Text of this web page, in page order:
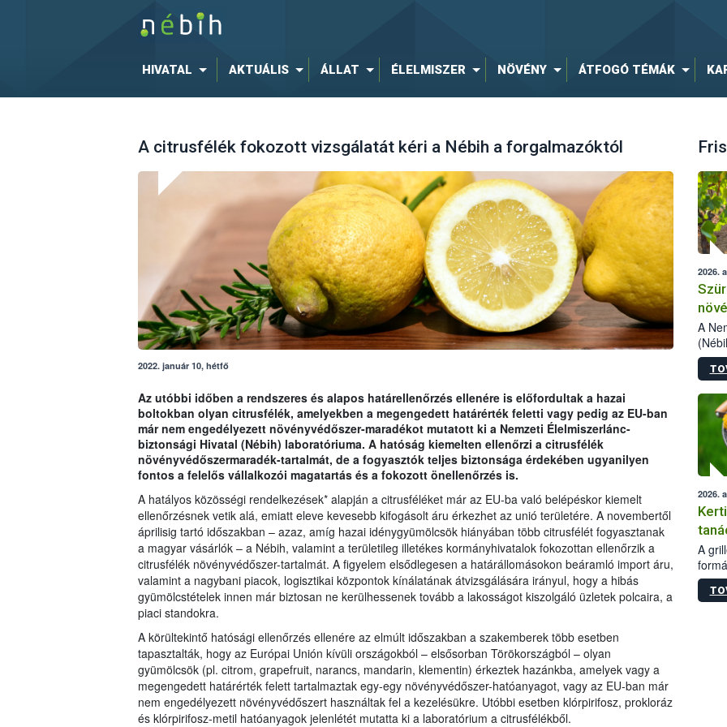
HIVATAL AKTUÁLIS ÁLLAT ÉLELMISZER NÖVÉNY ÁTFOGÓ TÉMÁK
A citrusfélék fokozott vizsgálatát kéri a Nébih a forgalmazóktól
2022. január 10, hétfő
Az utóbbi időben a rendszeres és alapos határellenőrzés ellenére is előfordultak a hazai
boltokban olyan citrusfélék, amelyekben a megengedett határérték feletti vagy pedig az EU-ban
már nem engedélyezett növényvédőszer-maradékot mutatott ki a Nemzeti Élelmiszerlánc-
biztonsági Hivatal (Nébih) laboratóriuma. A hatóság kiemelten ellenőrzi a citrusfélék
növényvédőszermaradék-tartalmát, de a fogyasztók teljes biztonsága érdekében ugyanilyen
fontos a felelős vállalkozói magatartás és a fokozott önellenőrzés is.
A hatályos közösségi rendelkezések* alapján a citrusféléket már az EU-ba való belépéskor kiemelt
ellenőrzésnek vetik alá, emiatt eleve kevesebb kifogásolt áru érkezhet az unió területére. A novembertől
áprilisig tartó időszakban – azaz, amíg hazai idénygyümölcsök hiányában több citrusfélét fogyasztanak
a magyar vásárlók – a Nébih, valamint a területileg illetékes kormányhivatalok fokozottan ellenőrzik a
citrusfélék növényvédőszer-tartalmát. A figyelem elsődlegesen a határállomásokon beáramló import áru,
valamint a nagybani piacok, logisztikai központok kínálatának átvizsgálására irányul, hogy a hibás
gyümölcstételek innen már biztosan ne kerülhessenek tovább a lakosságot kiszolgáló üzletek polcaira, a
piaci standokra.
A körültekintő hatósági ellenőrzés ellenére az elmúlt időszakban a szakemberek több esetben
tapasztalták, hogy az Európai Unión kívüli országokból – elsősorban Törökországból – olyan
gyümölcsök (pl. citrom, grapefruit, narancs, mandarin, klementin) érkeztek hazánkba, amelyek vagy a
megengedett határérték felett tartalmaztak egy-egy növényvédőszer-hatóanyagot, vagy az EU-ban már
nem engedélyezett növényvédőszert használtak fel a kezelésükre. Utóbbi esetben klórpirifosz, prokloráz
és klórpirifosz-metil hatóanyagok jelenlétét mutatta ki a laboratórium a citrusfélékből.
2026.
A
Az
2026.
A